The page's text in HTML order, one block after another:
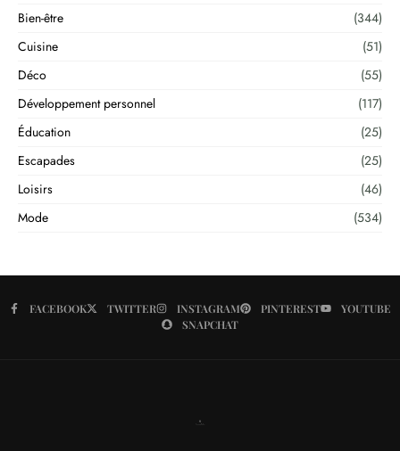
Bien-être
(344)
Cuisine
(51)
Déco
(55)
Développement personnel
(117)
Éducation
(25)
Escapades
(25)
Loisirs
(46)
Mode
(534)
FACEBOOK TWITTER INSTAGRAM PINTEREST
YOUTUBE
SNAPCHAT